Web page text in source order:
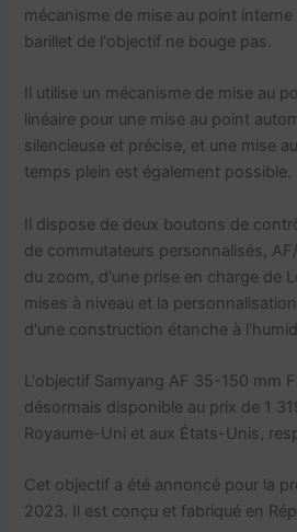
mécanisme de mise au point
barillet de l'objectif ne bouge pas.
Il utilise un mécanisme de mise au
linéaire pour une mise au point
silencieuse et précise, et une mise
temps plein est également possible.
Il dispose de deux boutons de
de commutateurs personnalisés,
du zoom, d'une prise en charge de
mises à niveau et la
d'une construction étanche à
L'objectif Samyang AF 35-150 mm
désormais disponible au prix de 1
Royaume-Uni et aux États-Unis,
Cet objectif a été annoncé pour la
2023. Il est conçu et fabriqué en